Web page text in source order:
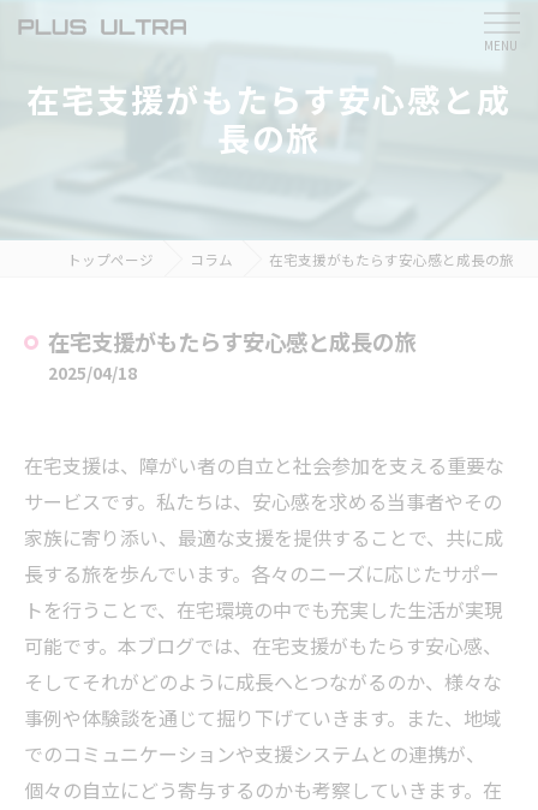
在宅支援がもたらす安心感と成
長の旅
トップページ コラム 在宅支援がもたらす安心感と成長の旅
在宅支援がもたらす安心感と成長の旅
2025/04/18
在宅支援は、障がい者の自立と社会参加を支える重要な
サービスです。私たちは、安心感を求める当事者やその
家族に寄り添い、最適な支援を提供することで、共に成
長する旅を歩んでいます。各々のニーズに応じたサポー
トを行うことで、在宅環境の中でも充実した生活が実現
可能です。本ブログでは、在宅支援がもたらす安心感、
そしてそれがどのように成長へとつながるのか、様々な
事例や体験談を通じて掘り下げていきます。また、地域
でのコミュニケーションや支援システムとの連携が、
個々の自立にどう寄与するのかも考察していきます。在